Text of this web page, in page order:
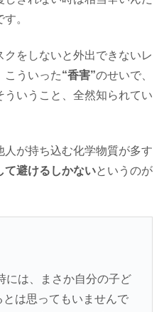
。
をしないと外出できないレ
こういった“香害”のせいで、
いうこと、全然知られてい
が持ち込む化学物質が多す
て避けるしかないというのが
には、まさか自分の子ど
は思ってもいませんで